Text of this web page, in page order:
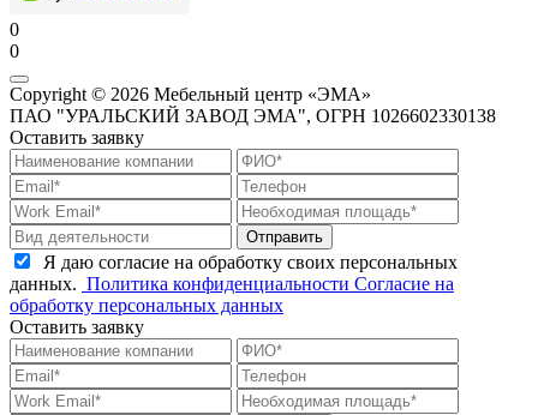
0
0
Copyright © 2026 Мебельный центр «ЭМА»
ПАО "УРАЛЬСКИЙ ЗАВОД ЭМА", ОГРН 1026602330138
Оставить заявку
Отправить
Я даю согласие на обработку своих персональных
данных. Политика конфиденциальности Согласие на
обработку персональных данных
Оставить заявку